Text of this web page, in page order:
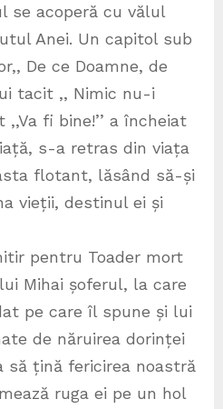
se acoperă cu vălul
Anei. Un capitol sub
De ce Doamne, de
tacit ,, Nimic nu-i
fi bine!’’ a încheiat
s-a retras din viața
flotant, lăsând să-și
vieții, destinul ei și
pentru Toader mort
Mihai șoferul, la care
pe care îl spune și lui
de năruirea dorinței
să țină fericirea noastră
ruga ei pe un hol